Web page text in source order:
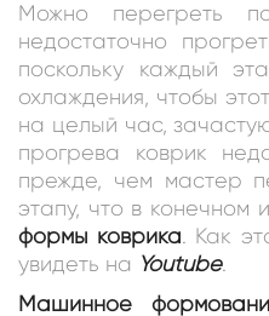
Можно перегреть
недостаточно
поскольку каждый
охлаждения, чтобы
на целый час,
прогрева коврик
прежде, чем мастер
этапу, что в конечном
формы коврика. Как
увидеть на Youtube.
Машинное